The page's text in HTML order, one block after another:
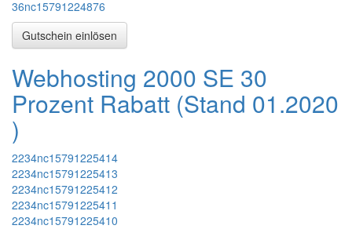
36nc15791224876
Gutschein einlösen
Webhosting 2000 SE 30
Prozent Rabatt (Stand 01.2020
)
2234nc15791225414
2234nc15791225413
2234nc15791225412
2234nc15791225411
2234nc15791225410